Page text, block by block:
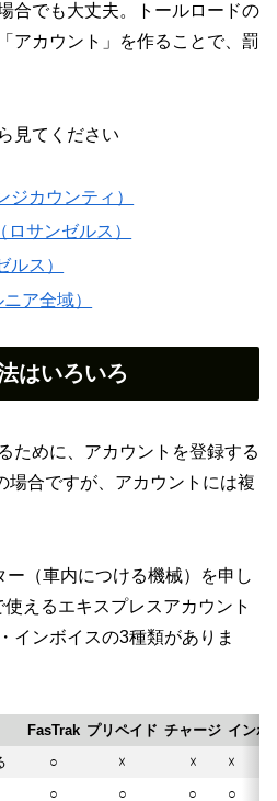
合でも大丈夫。トールロードの
アカウント」を作ることで、罰
見てください
ジカウンティ）
サンゼルス）
ルス）
ア全域）
はいろいろ
ために、アカウントを登録する
場合ですが、アカウントには複
ー（車内につける機械）を申し
えるエキスプレスアカウント
インボイスの3種類がありま
FasTrak プリペイド チャージ インボ
○ ☓ ☓
☓
○ ○ ○ ○